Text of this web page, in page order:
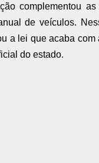
complementou
de veículos.
a lei que acaba
do estado.